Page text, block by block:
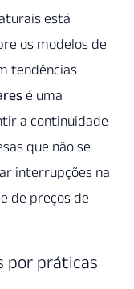
está
os modelos de
tendências
é uma
a continuidade
que não se
interrupções na
de preços de
por práticas